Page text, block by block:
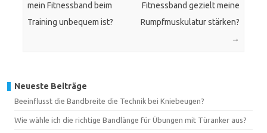
mein Fitnessband beim
Training unbequem ist?
Fitnessband gezielt meine
Rumpfmuskulatur stärken?
→
Neueste Beiträge
Beeinflusst die Bandbreite die Technik bei Kniebeugen?
Wie wähle ich die richtige Bandlänge für Übungen mit Türanker aus?